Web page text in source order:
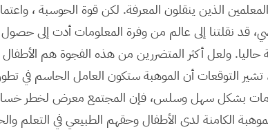
الذين ينقلون المعرفة. لكن قوة الحوسبة ، واعتماد
قد نقلتنا إلى عالم من وفرة المعلومات أدت إلى
حاليا. ولعل أكثر المتضررين من هذه الفجوة هم الأطفال
تشير التوقعات أن الموهبة ستكون العامل الحاسم في
بشكل سهل وسلس، فإن المجتمع معرض لخطر
الكامنة لدى الأطفال وحقهم الطبيعي في التعلم